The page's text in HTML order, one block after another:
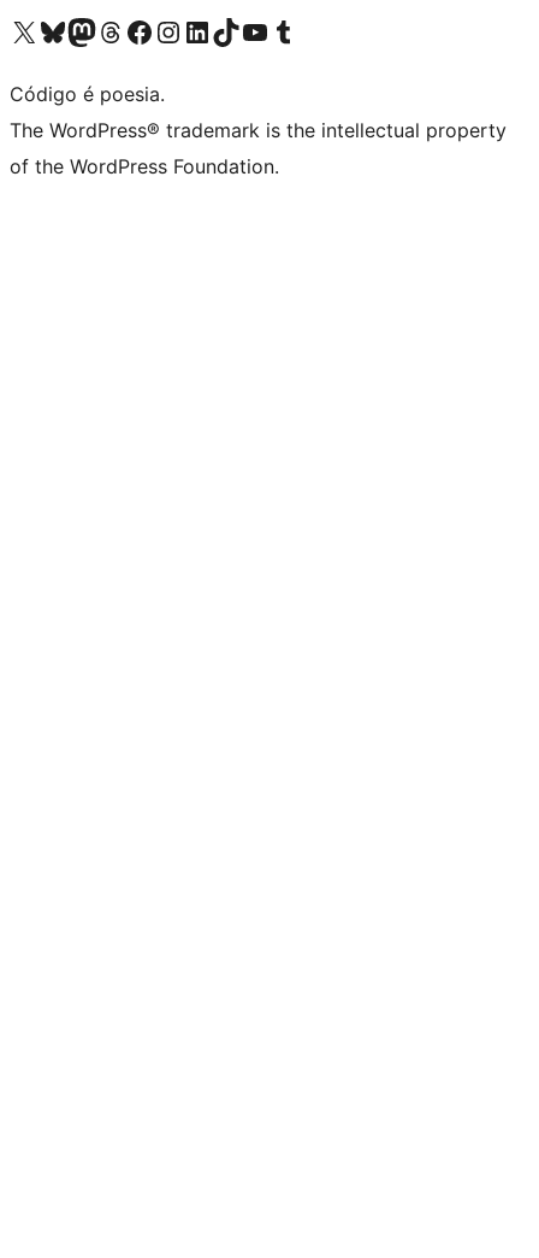
Visite a nossa conta X (antigo Twitter)
Visit our Bluesky account
Visit our Mastodon account
Visit our Threads account
Visite a nossa página do Facebook
Visite a nossa conta no Instagram
Visite a nossa conta no LinkedIn
Visit our TikTok account
Visit our YouTube channel
Visit our Tumblr account
Código é poesia.
The WordPress® trademark is the intellectual property
of the WordPress Foundation.